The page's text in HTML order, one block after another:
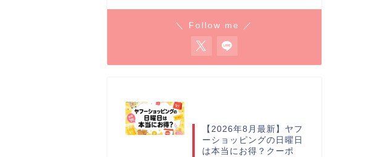
＼ Follow me ／
【2026年8月最新】ヤフ
ーショッピングの日曜日
は本当にお得？クーポ